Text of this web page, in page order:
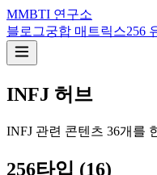
MMBTI 연구소
블로그궁합 매트릭스256
INFJ 허브
INFJ 관련 콘텐츠 36개를
256타입 (16)